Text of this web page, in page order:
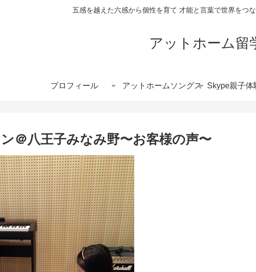
五感を越えた六感から個性を育て 才能と言葉で世界をつ
アットホーム留
プロフィール アットホームソングス Skype親子体
＠八王子みなみ野〜お客様の声〜